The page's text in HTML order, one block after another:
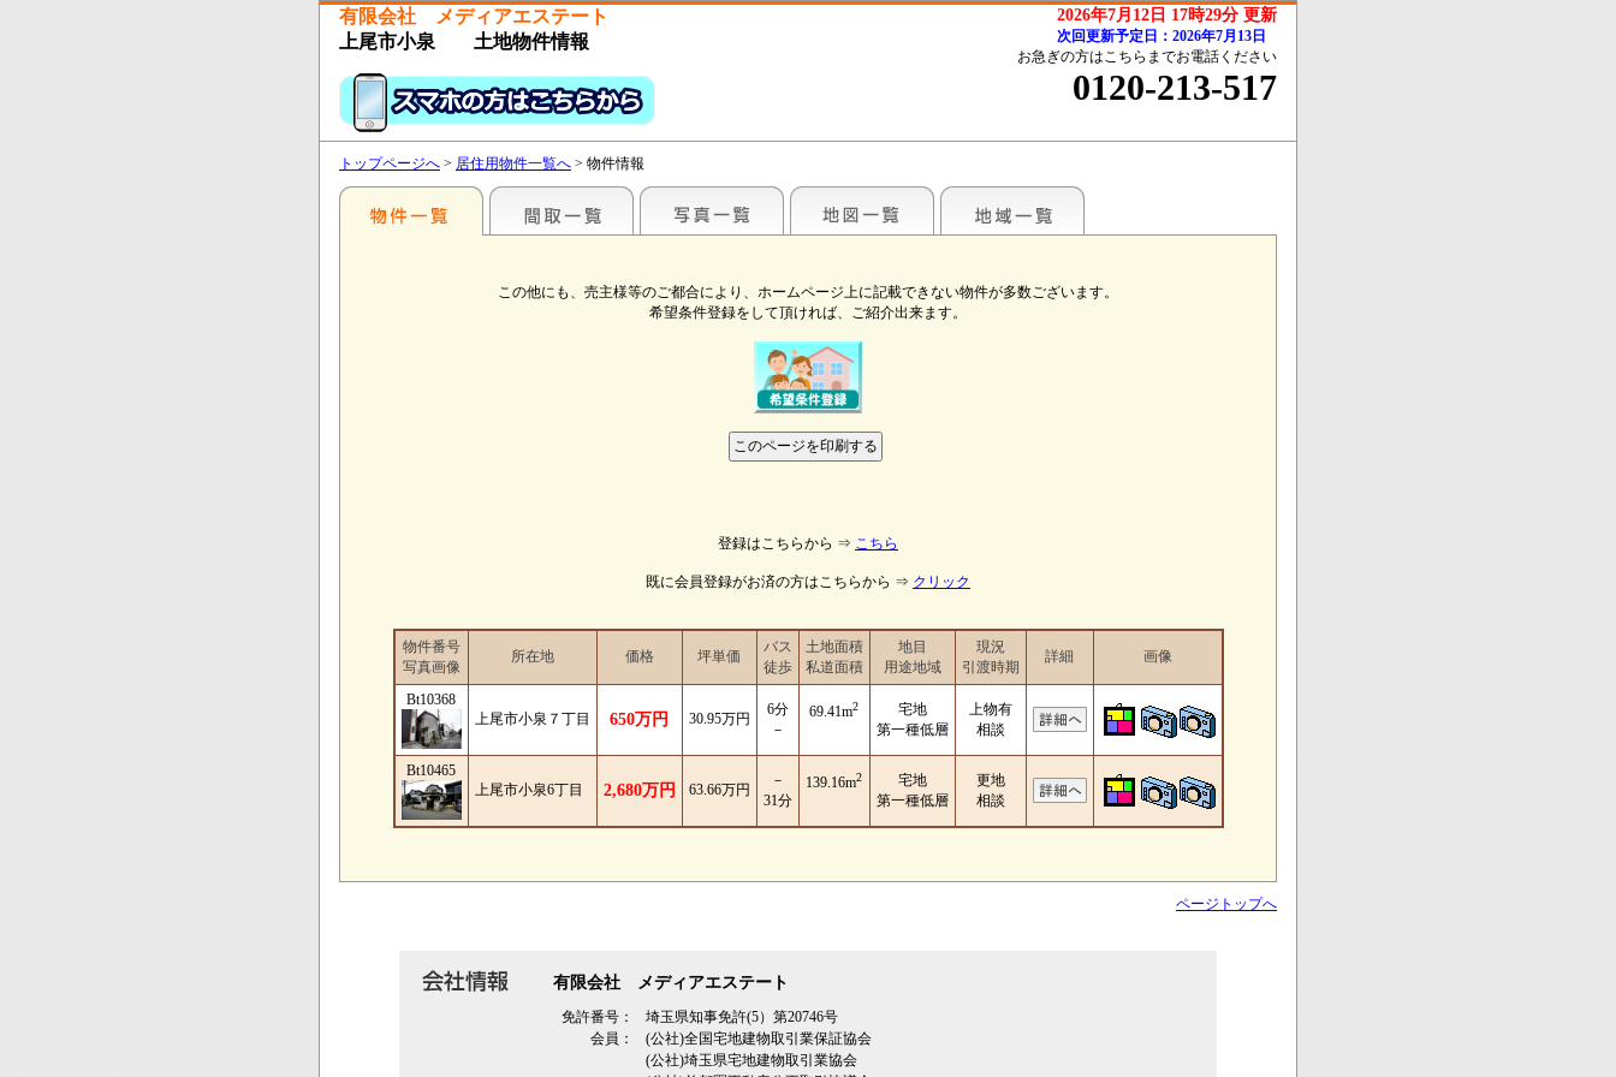
2026年7月12日 17時29分 更新
次回更新予定日：2026年7月13日
有限会社 メディアエステート
上尾市小泉 土地物件情報
お急ぎの方はこちらまでお電話ください
0120-213-517
トップページへ > 居住用物件一覧へ > 物件情報
この他にも、売主様等のご都合により、ホームページ上に記載できない物件が多数ございます。
希望条件登録をして頂ければ、ご紹介出来ます。
登録はこちらから ⇒ こちら
既に会員登録がお済の方はこちらから ⇒ クリック
物件番号
写真画像
所在地 価格 坪単価
バス
徒歩
土地面積
私道面積
地目
用途地域
現況
引渡時期
詳細 画像
Bt10368
上尾市小泉７丁目
650万円 30.95万円
6分
－
69.41m2
宅地
第一種低層
上物有
相談
Bt10465
上尾市小泉6丁目
2,680万円 63.66万円
－
31分
139.16m2
宅地
第一種低層
更地
相談
ページトップへ
有限会社 メディアエステート
免許番号：
埼玉県知事免許(5）第20746号
会員：
(公社)全国宅地建物取引業保証協会
(公社)埼玉県宅地建物取引業協会